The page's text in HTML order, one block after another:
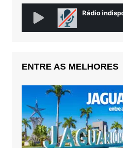
ENTRE AS MELHORES